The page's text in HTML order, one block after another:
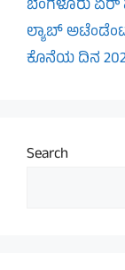
ಬೆಂಗಳೂರು ಏರ್
ಲ್ಯಾಬ್
ಕೊನೆಯ ದಿನ
Search